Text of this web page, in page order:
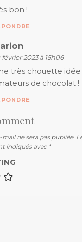
bon !
février 2023 à 15h06
très chouette
de chocolat !
mail ne sera pas publiée.
indiqués avec *